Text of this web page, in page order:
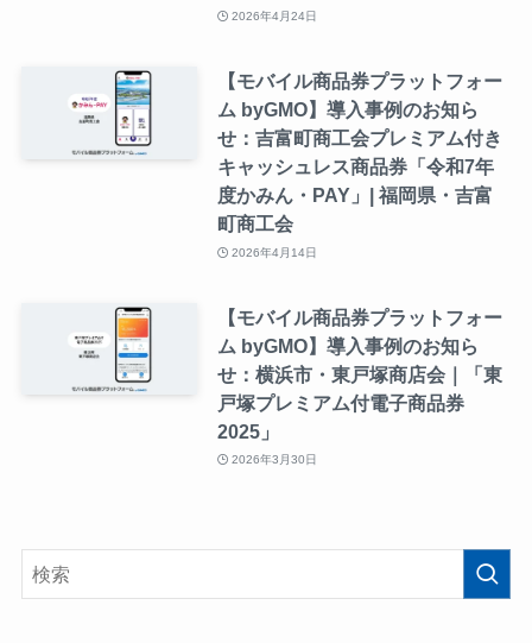
2026年4月24日
【モバイル商品券プラットフォー
ム byGMO】導入事例のお知ら
せ：吉富町商工会プレミアム付き
キャッシュレス商品券「令和7年
度かみん・PAY」| 福岡県・吉富
町商工会
2026年4月14日
【モバイル商品券プラットフォー
ム byGMO】導入事例のお知ら
せ：横浜市・東戸塚商店会｜「東
戸塚プレミアム付電子商品券
2025」
2026年3月30日